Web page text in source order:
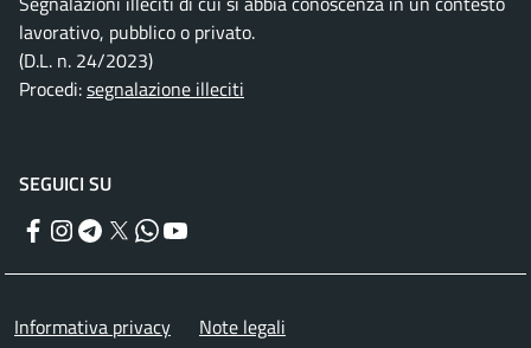
lavorativo, pubblico o privato.
(D.L. n. 24/2023)
Procedi:segnalazione illeciti
SEGUICI SU
Facebook
Instagram
Telegram
TwitterWhatsApp
Menu piè di pagina
Informativa privacy Note legali